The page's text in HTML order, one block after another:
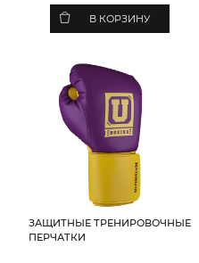
В КОРЗИНУ
ЗАЩИТНЫЕ ТРЕНИРОВОЧНЫЕ
ПЕРЧАТКИ